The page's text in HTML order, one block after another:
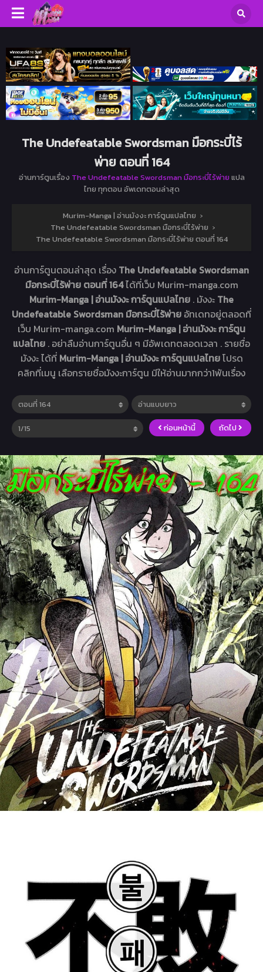
The Undefeatable Swordsman มือกระบี่ไร้
พ่าย ตอนที่ 164
อ่านการ์ตูนเรื่อง The Undefeatable Swordsman มือกระบี่ไร้พ่าย แปล
ไทย ทุกตอน อัพเดทตอนล่าสุด
Murim-Manga | อ่านมังงะ การ์ตูนแปลไทย ›
The Undefeatable Swordsman มือกระบี่ไร้พ่าย ›
The Undefeatable Swordsman มือกระบี่ไร้พ่าย ตอนที่ 164
อ่านการ์ตูนตอนล่าสุด เรื่อง The Undefeatable Swordsman
มือกระบี่ไร้พ่าย ตอนที่ 164ได้ที่เว็บ Murim-manga.com
Murim-Manga | อ่านมังงะ การ์ตูนแปลไทย . มังงะ The
Undefeatable Swordsman มือกระบี่ไร้พ่าย อัทเดทอยู่ตลอดที่
เว็บ Murim-manga.com Murim-Manga | อ่านมังงะ การ์ตูน
แปลไทย . อย่าลืมอ่านการ์ตูนอื่น ๆ มีอัพเดทตลอดเวลา . รายชื่อ
มังงะ ได้ที่ Murim-Manga | อ่านมังงะ การ์ตูนแปลไทยโปรด
คลิกที่เมนู เลือกรายชื่อมังงะการ์ตูน มีให้อ่านมากกว่า1พันเรื่อง
ก่อนหน้านี้ ถัดไป